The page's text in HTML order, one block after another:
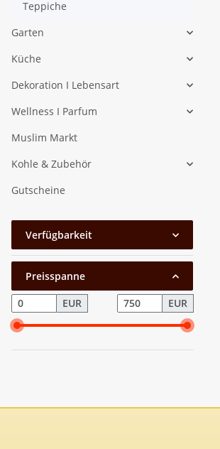
Teppiche
Garten
Küche
Dekoration I Lebensart
Wellness I Parfum
Muslim Markt
Kohle & Zubehör
Gutscheine
Verfügbarkeit
Preisspanne
EUR EUR